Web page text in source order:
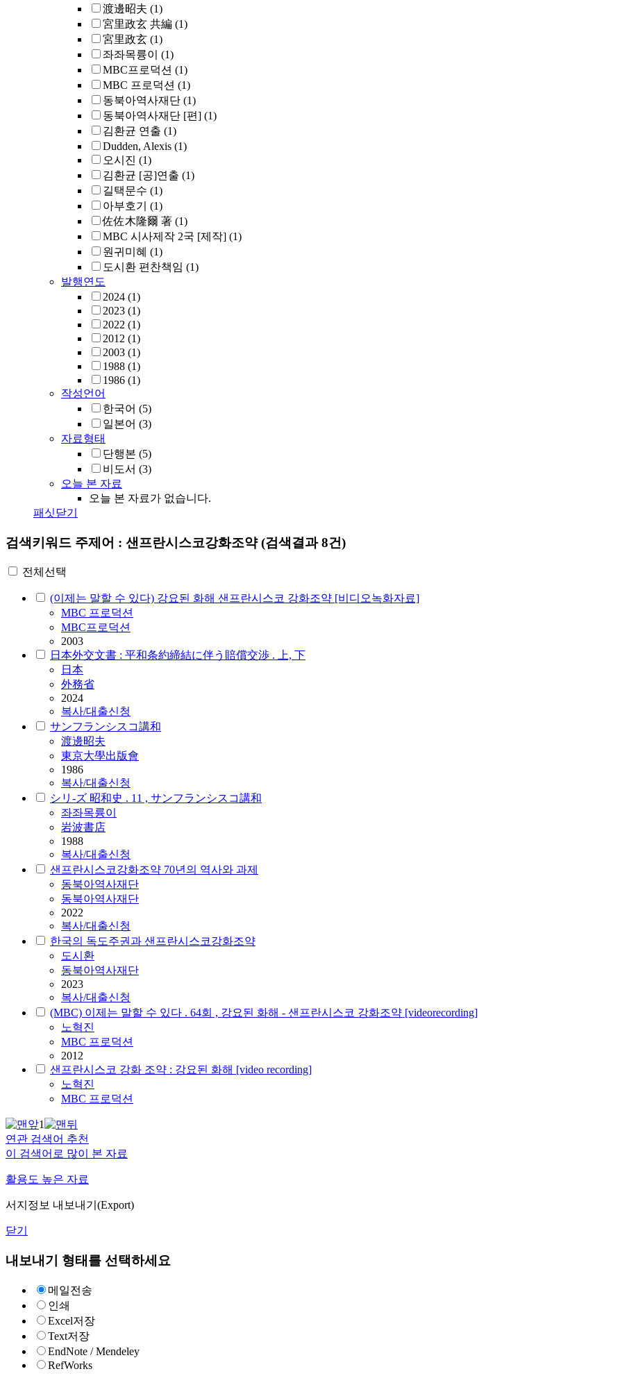
渡邊昭夫 (1)
宮里政玄 共編 (1)
宮里政玄 (1)
좌좌목륭이
(1)
MBC프로덕션 (1)
MBC 프로덕션 (1)
동북아역사재단 (1)
동북아역사재단 [편] (1)
김환균 연출 (1)
Dudden, Alexis (1)
오시진 (1)
김환균 [공]연출 (1)
길택문수 (1)
아부호기
(1)
佐佐木隆爾 著 (1)
MBC 시사제작 2국 [제작] (1)
원귀미혜 (1)
도시환 편찬책임 (1)
발행연도
2024 (1)
2023 (1)
2022 (1)
2012 (1)
2003 (1)
1988 (1)
1986 (1)
작성언어
한국어 (5)
일본어 (3)
자료형태
단행본 (5)
비도서 (3)
오늘 본 자료
오늘 본 자료가 없습니다.
패싯닫기
검색키워드 주제어 : 샌프란시스코강화조약(검색결과 8건)
전체선택
(이제는 말할 수 있다) 강요된 화해 샌프란시스코 강화조약 [비디오녹화자료]
MBC 프로덕션
MBC프로덕션
2003
日本外交文書 : 平和条約締結に伴う賠償交渉 . 上, 下
日本
外務省
2024
복사/대출신청
サンフランシスコ講和
渡邊昭夫
東京大學出版會
1986
복사/대출신청
シリ-ズ 昭和史 . 11 , サンフランシスコ講和
좌좌목륭이
岩波書店
1988
복사/대출신청
샌프란시스코강화조약 70년의 역사와 과제
동북아역사재단
동북아역사재단
2022
복사/대출신청
한국의 독도주권과 샌프란시스코강화조약
도시환
동북아역사재단
2023
복사/대출신청
(MBC) 이제는 말할 수 있다 . 64회 , 강요된 화해 - 샌프란시스코 강화조약 [videorecording]
노혁진
MBC 프로덕션
2012
샌프란시스코 강화 조약 : 강요된 화해 [video recording]
노혁진
MBC 프로덕션
1
연관 검색어 추천
이 검색어로 많이 본 자료
활용도 높은 자료
서지정보 내보내기(Export)
닫기
내보내기 형태를 선택하세요
메일전송
인쇄
Excel저장
Text저장
EndNote / Mendeley
RefWorks